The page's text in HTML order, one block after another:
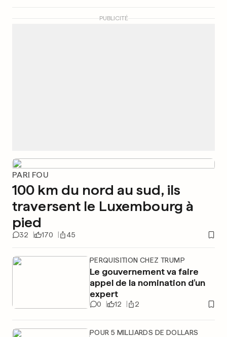
PUBLICITÉ
PARI FOU
100 km du nord au sud, ils
traversent le Luxembourg à
pied
32 170 45
PERQUISITION CHEZ TRUMP
Le gouvernement va faire
appel de la nomination d’un
expert
0 12 2
POUR 5 MILLIARDS DE DOLLARS